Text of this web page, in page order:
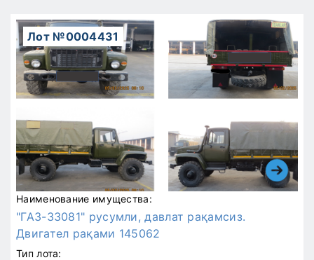
Лот №0004431
Наименование имущества:
"ГАЗ-33081" русумли, давлат рақамсиз.
Двигател рақами 145062
Тип лота: